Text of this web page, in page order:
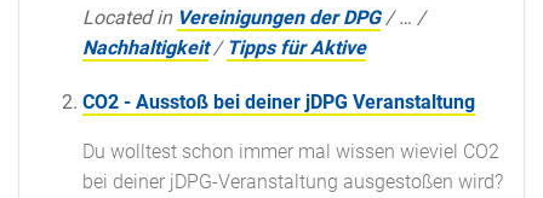
Located in Vereinigungen der DPG /… /
Nachhaltigkeit / Tipps für Aktive
CO2 - Ausstoß bei deiner jDPG Veranstaltung
Du wolltest schon immer mal wissen wieviel CO2
bei deiner jDPG-Veranstaltung ausgestoßen wird?